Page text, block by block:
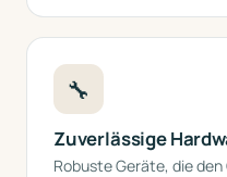
🔧
Zuverlässige
Robuste Geräte, die